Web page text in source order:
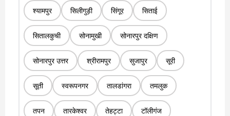
श्यामपुर सिलीगुड़ी सिंगूर सिताई
सितालकुची सोनामुखी सोनारपुर दक्षिण
सोनारपुर उत्तर श्रीरामपुर सुजापुर सूरी
सूती स्वरूपनगर तालडांगरा तमलुक
तपन तारकेश्वर तेहट्टा टॉलीगंज